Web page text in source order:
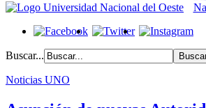
Buscar...
Noticias UNO